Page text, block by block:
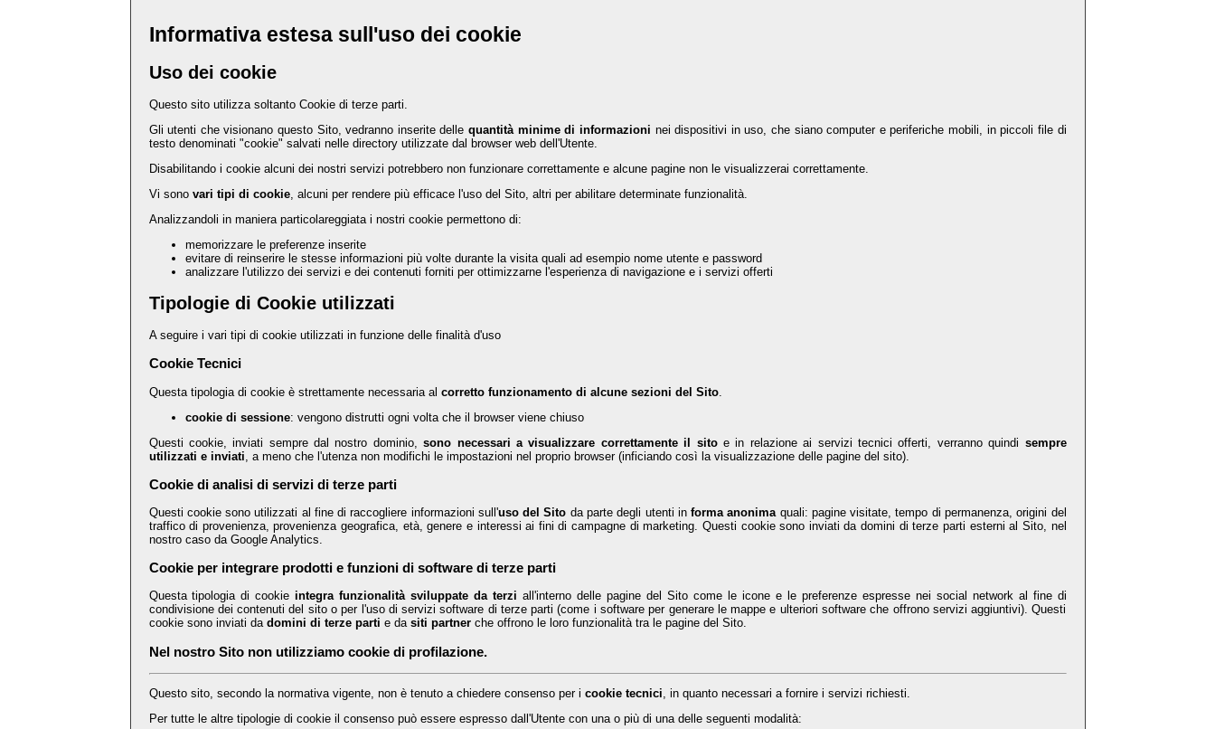
Informativa estesa sull'uso dei cookie
Uso dei cookie
Questo sito utilizza soltanto Cookie di terze parti.
Gli utenti che visionano questo Sito, vedranno inserite dellequantità minime di informazioni nei dispositivi in uso, che siano computer e periferiche mobili, in piccoli file di
testo denominati "cookie" salvati nelle directory utilizzate dal browser web dell'Utente.
Disabilitando i cookie alcuni dei nostri servizi potrebbero non funzionare correttamente e alcune pagine non le visualizzerai correttamente.
Vi sono vari tipi di cookie, alcuni per rendere più efficace l'uso del Sito, altri per abilitare determinate funzionalità.
Analizzandoli in maniera particolareggiata i nostri cookie permettono di:
memorizzare le preferenze inserite
evitare di reinserire le stesse informazioni più volte durante la visita quali ad esempio nome utente e password
analizzare l'utilizzo dei servizi e dei contenuti forniti per ottimizzarne l'esperienza di navigazione e i servizi offerti
Tipologie di Cookie utilizzati
A seguire i vari tipi di cookie utilizzati in funzione delle finalità d'uso
Cookie Tecnici
Questa tipologia di cookie è strettamente necessaria al corretto funzionamento di alcune sezioni del Sito.
cookie di sessione: vengono distrutti ogni volta che il browser viene chiuso
Questi cookie, inviati sempre dal nostro dominio,sono necessari a visualizzare correttamente il sitoe in relazione ai servizi tecnici offerti, verranno quindi sempre
utilizzati e inviati , a meno che l'utenza non modifichi le impostazioni nel proprio browser (inficiando così la visualizzazione delle pagine del sito).
Cookie di analisi di servizi di terze parti
Questi cookie sono utilizzati al fine di raccogliere informazioni sull'uso del Sito da parte degli utenti informa anonima quali: pagine visitate, tempo di permanenza, origini del
traffico di provenienza, provenienza geografica, età, genere e interessi ai fini di campagne di marketing. Questi cookie sono inviati da domini di terze parti esterni al Sito, nel
nostro caso da Google Analytics.
Cookie per integrare prodotti e funzioni di software di terze parti
Questa tipologia di cookie integra funzionalità sviluppate da terzi all'interno delle pagine del Sito come le icone e le preferenze espresse nei social network al fine di
condivisione dei contenuti del sito o per l'uso di servizi software di terze parti (come i software per generare le mappe e ulteriori software che offrono servizi aggiuntivi). Questi
cookie sono inviati da domini di terze parti e da siti partnerche offrono le loro funzionalità tra le pagine del Sito.
Nel nostro Sito non utilizziamo cookie di profilazione.
Questo sito, secondo la normativa vigente, non è tenuto a chiedere consenso per i cookie tecnici , in quanto necessari a fornire i servizi richiesti.
Per tutte le altre tipologie di cookie il consenso può essere espresso dall'Utente con una o più di una delle seguenti modalità: